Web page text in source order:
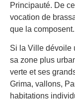
Principauté. De
vocation de
que la composent.
Si la Ville dévoile
sa zone plus
verte et ses
Grima, vallons,
habitations